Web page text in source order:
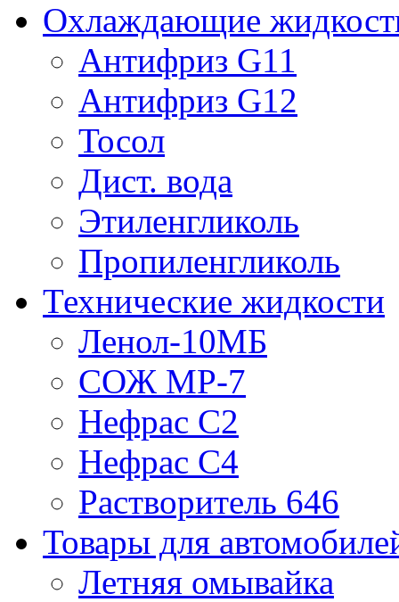
Охлаждающие
Антифриз G11
Антифриз G12
Тосол
Дист. вода
Этиленгликоль
Пропиленгликоль
Технические жидкости
Ленол-10МБ
СОЖ МР-7
Нефрас С2
Нефрас С4
Растворитель 646
Товары для
Летняя омывайка